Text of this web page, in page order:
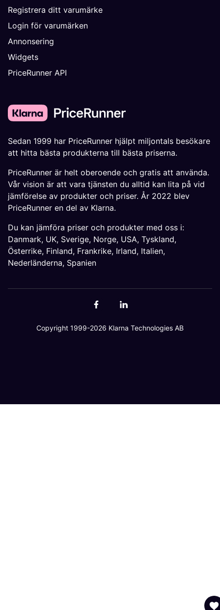
Registrera ditt varumärke
Login för varumärken
Annonsering
Widgets
PriceRunner API
Sedan 1999 har PriceRunner hjälpt miljontals besökare
att hitta bästa produkterna till bästa priserna.
PriceRunner är helt oberoende och gratis att använda.
Vår vision är att vara tjänsten du alltid kan lita på vid
jämförelse av produkter och priser. År 2022 blev
PriceRunner en del av Klarna.
Du kan jämföra priser och produkter med oss i:
Danmark, UK, Sverige, Norge, USA, Tyskland,
Österrike, Finland, Frankrike, Irland, Italien,
Nederländerna, Spanien
Copyright 1999-2026 Klarna Technologies AB